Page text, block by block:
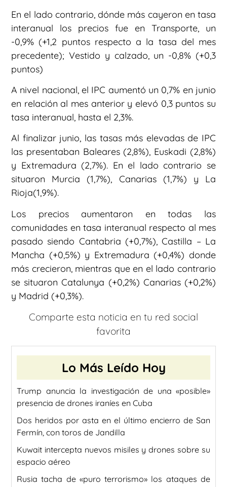
En el lado contrario, dónde más cayeron en tasa
interanual los precios fue en Transporte, un
-0,9% (+1,2 puntos respecto a la tasa del mes
precedente); Vestido y calzado, un -0,8% (+0,3
puntos)
A nivel nacional, el IPC aumentó un 0,7% en junio
en relación al mes anterior y elevó 0,3 puntos su
tasa interanual, hasta el 2,3%.
Al finalizar junio, las tasas más elevadas de IPC
las presentaban Baleares (2,8%), Euskadi (2,8%)
y Extremadura (2,7%). En el lado contrario se
situaron Murcia (1,7%), Canarias (1,7%) y La
Rioja(1,9%).
Los precios aumentaron en todas las
comunidades en tasa interanual respecto al mes
pasado siendo Cantabria (+0,7%), Castilla – La
Mancha (+0,5%) y Extremadura (+0,4%) donde
más crecieron, mientras que en el lado contrario
se situaron Catalunya (+0,2%) Canarias (+0,2%)
y Madrid (+0,3%).
Comparte esta noticia en tu red social
favorita
Lo Más Leído Hoy
Trump anuncia la investigación de una «posible»
presencia de drones iraníes en Cuba
Dos heridos por asta en el último encierro de San
Fermín, con toros de Jandilla
Kuwait intercepta nuevos misiles y drones sobre su
espacio aéreo
Rusia tacha de «puro terrorismo» los ataques de